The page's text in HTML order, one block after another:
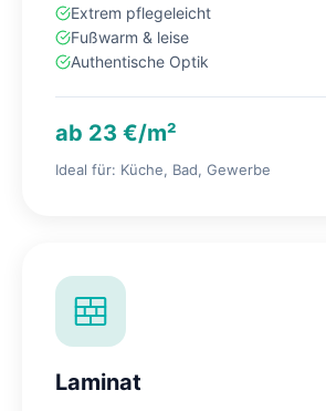
Extrem pflegeleicht
Fußwarm & leise
Authentische Optik
ab 23 €/m²
Ideal für: Küche, Bad, Gewerbe
Laminat